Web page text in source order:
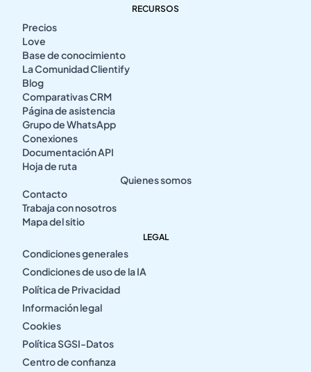
RECURSOS
Precios
Love
Base de conocimiento
La Comunidad Clientify
Blog
Comparativas CRM
Página de asistencia
Grupo de WhatsApp
Conexiones
Documentación API
Hoja de ruta
Quienes somos
Contacto
Trabaja con nosotros
Mapa del sitio
LEGAL
Condiciones generales
Condiciones de uso de la IA
Política de Privacidad
Información legal
Cookies
Política SGSI-Datos
Centro de confianza